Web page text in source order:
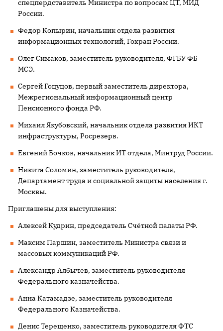
спецпердставитель Министра по вопросам ЦТ, МИД
России.
Федор Копырин, начальник отдела развития
информационных технологий, Гохран России.
Олег Симаков, заместитель руководителя, ФГБУ ФБ
МСЭ.
Сергей Гоцуцов, первый заместитель директора,
Межрегиональный информационный центр
Пенсионного фонда РФ.
Михаил Якубовский, начальник отдела развития ИКТ
инфраструктуры, Росрезерв.
Евгений Бочков, начальник ИТ отдела, Минтруд России.
Никита Соломин, заместитель руководителя,
Департамент труда и социальной защиты населения г.
Москвы.
Приглашены для выступления:
Алексей Кудрин, председатель Счётной палаты РФ.
Максим Паршин, заместитель Министра связи и
массовых коммуникаций РФ.
Александр Албычев, заместитель руководителя
Федерального казначейства.
Анна Катамадзе, заместитель руководителя
Федерального Казначейства.
Денис Терещенко, заместитель руководителя ФТС